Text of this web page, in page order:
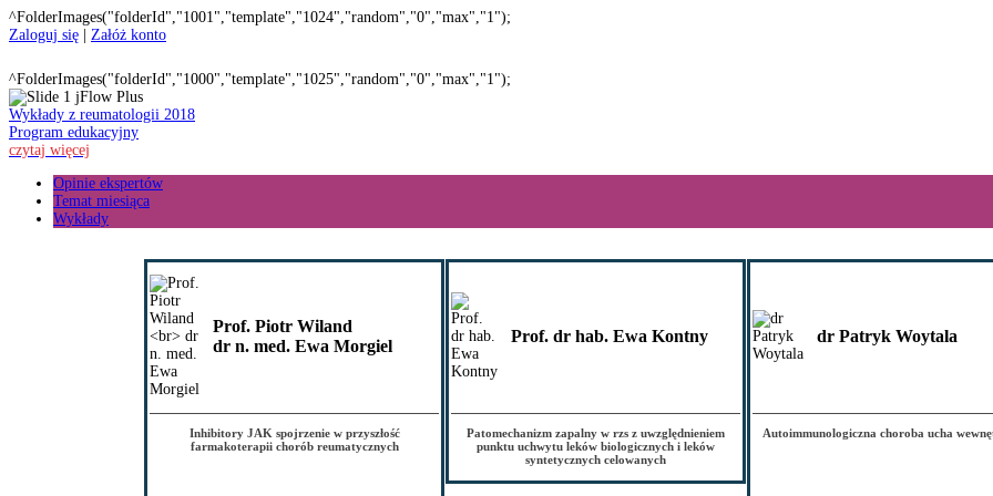
^FolderImages("folderId","1001","template","1024","random","0","max","1");
Zaloguj się
Załóż konto
^FolderImages("folderId","1000","template","1025","random","0","max","1");
Wykłady z reumatologii 2018
Program edukacyjny
czytaj więcej
Opinie ekspertów
Temat miesiąca
Wykłady
Prof. Piotr Wiland
dr n. med. Ewa Morgiel
Inhibitory JAK spojrzenie w przyszłość
farmakoterapii chorób reumatycznych
Prof. dr hab. Ewa Kontny
Patomechanizm zapalny w rzs z uwzględnieniem
punktu uchwytu leków biologicznych i leków
syntetycznych celowanych
dr Patryk Woytala
Autoimmunologiczna choroba ucha